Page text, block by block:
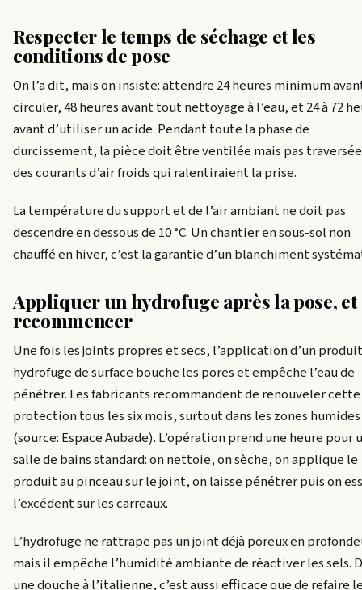
Respecter le temps de séchage et les
conditions de pose
On l’a dit, mais on insiste: attendre 24 heures minimum
circuler, 48 heures avant tout nettoyage à l’eau, et 24 à 72
avant d’utiliser un acide. Pendant toute la phase de
durcissement, la pièce doit être ventilée mais pas
des courants d’air froids qui ralentiraient la prise.
La température du support et de l’air ambiant ne doit pas
descendre en dessous de 10 °C. Un chantier en sous-sol non
chauffé en hiver, c’est la garantie d’un blanchiment
Appliquer un hydrofuge après la pose, et
recommencer
Une fois les joints propres et secs, l’application d’un produit
hydrofuge de surface bouche les pores et empêche l’eau de
pénétrer. Les fabricants recommandent de renouveler cette
protection tous les six mois, surtout dans les zones humides
(source: Espace Aubade). L’opération prend une heure pour
salle de bains standard: on nettoie, on sèche, on applique le
produit au pinceau sur le joint, on laisse pénétrer puis on
l’excédent sur les carreaux.
L’hydrofuge ne rattrape pas un joint déjà poreux en
mais il empêche l’humidité ambiante de réactiver les sels.
une douche à l’italienne, c’est aussi efficace que de refaire